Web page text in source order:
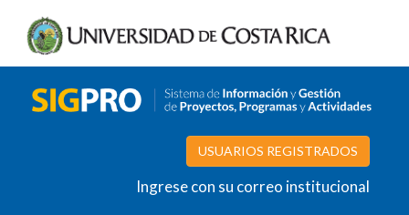
USUARIOS REGISTRADOS
Ingrese con su correo institucional